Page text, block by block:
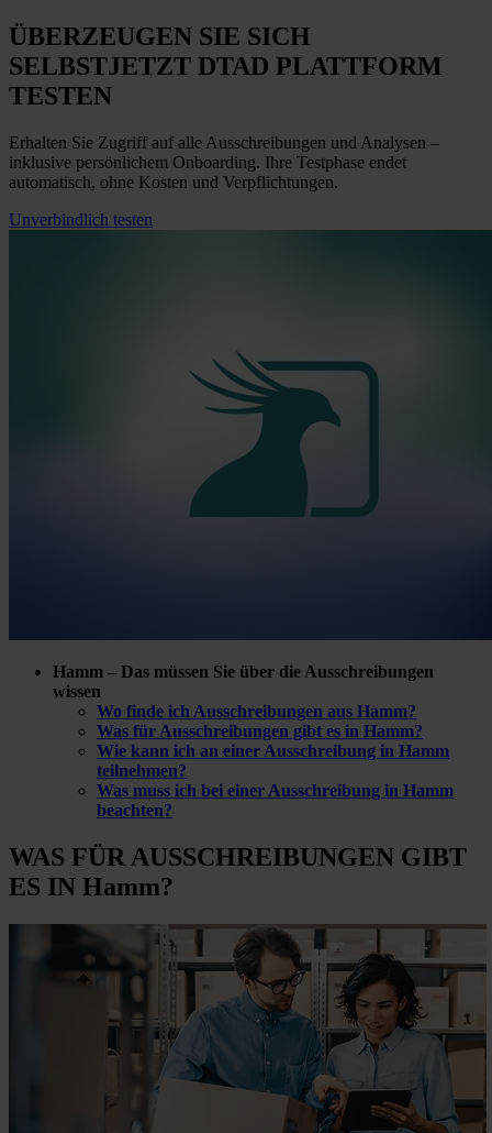
ÜBERZEUGEN SIE SICH
SELBSTJETZT DTAD PLATTFORM
TESTEN
Erhalten Sie Zugriff auf alle Ausschreibungen und Analysen –
inklusive persönlichem Onboarding. Ihre Testphase endet
automatisch, ohne Kosten und Verpflichtungen.
Unverbindlich testen
Hamm – Das müssen Sie über die Ausschreibungen
wissen
Wo finde ich Ausschreibungen aus Hamm?
Was für Ausschreibungen gibt es in Hamm?
Wie kann ich an einer Ausschreibung in Hamm
teilnehmen?
Was muss ich bei einer Ausschreibung in Hamm
beachten?
WAS FÜRAUSSCHREIBUNGEN GIBT
ES IN Hamm?